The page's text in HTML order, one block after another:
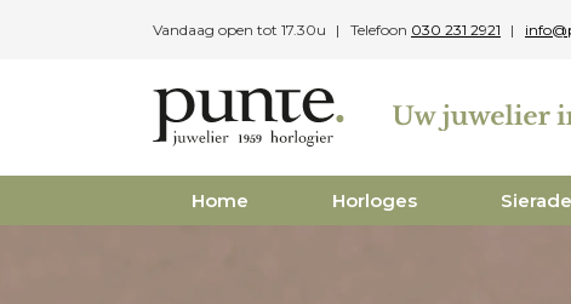
Vandaag open tot 17.30u Telefoon 030 231 2921
Home Horloges